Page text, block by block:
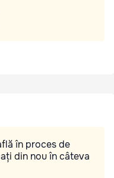
în proces de
din nou în câteva